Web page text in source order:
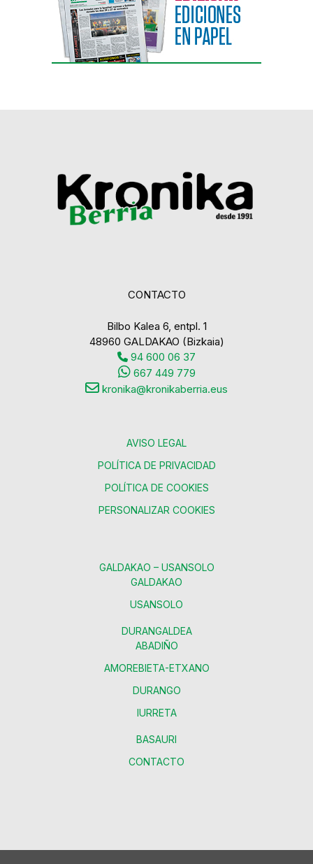
CONTACTO
Bilbo Kalea 6, entpl. 1
48960 GALDAKAO (Bizkaia)
94 600 06 37
667 449 779
kronika@kronikaberria.eus
AVISO LEGAL
POLÍTICA DE PRIVACIDAD
POLÍTICA DE COOKIES
PERSONALIZAR COOKIES
GALDAKAO – USANSOLO
GALDAKAO
USANSOLO
DURANGALDEA
ABADIÑO
AMOREBIETA-ETXANO
DURANGO
IURRETA
BASAURI
CONTACTO